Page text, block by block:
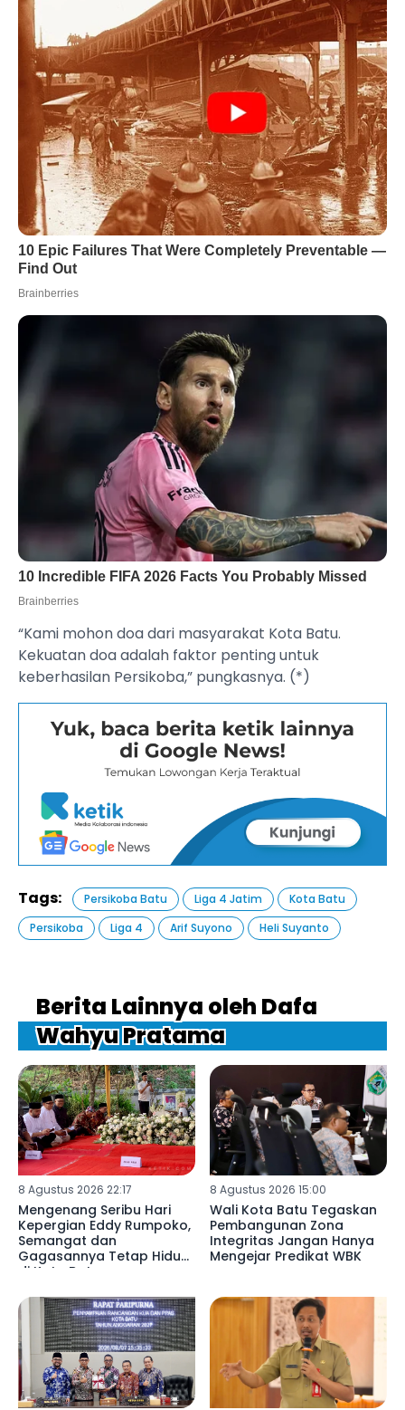
“Kami mohon doa dari masyarakat Kota Batu.
Kekuatan doa adalah faktor penting untuk
keberhasilan Persikoba,” pungkasnya. (*)
Tags: Persikoba Batu Liga 4 Jatim
Kota Batu
Persikoba
Liga 4 Arif Suyono Heli Suyanto
Berita Lainnya oleh Dafa
Wahyu Pratama
8 Agustus 2026 22:17
Mengenang Seribu Hari
Kepergian Eddy Rumpoko,
Semangat dan
Gagasannya Tetap Hidup
di Kota Batu
8 Agustus 2026 15:00
Wali Kota Batu Tegaskan
Pembangunan Zona
Integritas Jangan Hanya
Mengejar Predikat WBK